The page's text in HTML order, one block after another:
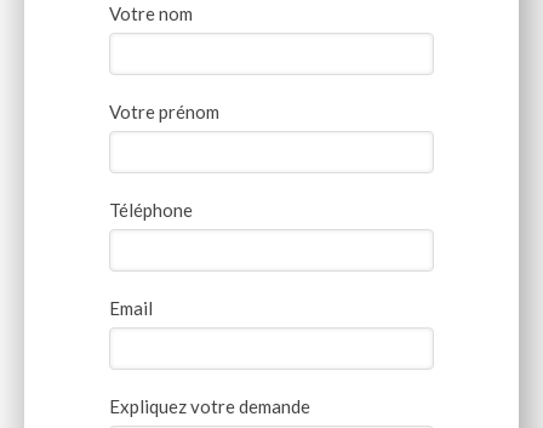
Votre nom
Votre prénom
Téléphone
Email
Expliquez votre demande